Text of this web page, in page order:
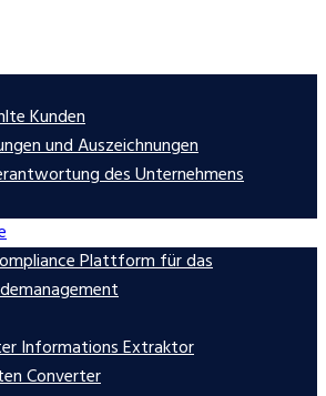
Kunden
und Auszeichnungen
des Unternehmens
Plattform für das
Informations Extraktor
Converter